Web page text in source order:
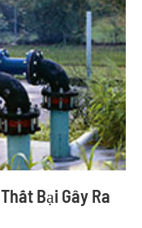
Bại Gây Ra